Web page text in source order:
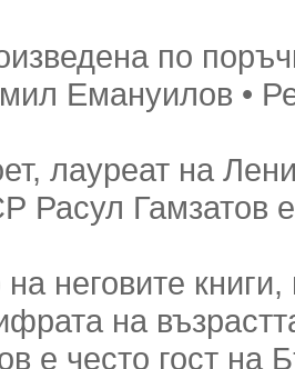
по
Емануилов •
лауреат на
Расул Гамзатов
на неговите
на
е често гост